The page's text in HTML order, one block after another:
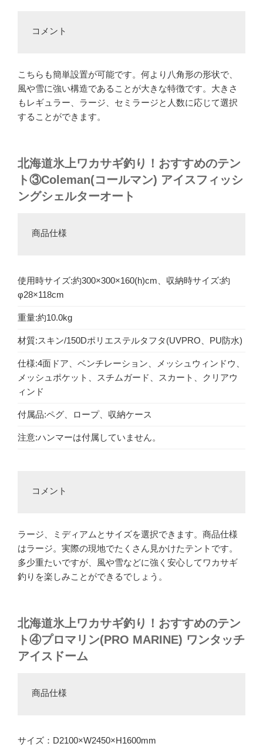
コメント
こちらも簡単設置が可能です。何より八角形の形状で、
風や雪に強い構造であることが大きな特徴です。大きさ
もレギュラー、ラージ、セミラージと人数に応じて選択
することができます。
北海道氷上ワカサギ釣り！おすすめのテン
ト③Coleman(コールマン) アイスフィッシ
ングシェルターオート
商品仕様
使用時サイズ:約300×300×160(h)cm、収納時サイズ:約
φ28×118cm
重量:約10.0kg
材質:スキン/150Dポリエステルタフタ(UVPRO、PU防水)
仕様:4面ドア、ベンチレーション、メッシュウィンドウ、
メッシュポケット、スチムガード、スカート、クリアウ
ィンド
付属品:ペグ、ロープ、収納ケース
注意:ハンマーは付属していません。
コメント
ラージ、ミディアムとサイズを選択できます。商品仕様
はラージ。実際の現地でたくさん見かけたテントです。
多少重たいですが、風や雪などに強く安心してワカサギ
釣りを楽しみことができるでしょう。
北海道氷上ワカサギ釣り！おすすめのテン
ト④プロマリン(PRO MARINE) ワンタッチ
アイスドーム
商品仕様
サイズ：D2100×W2450×H1600mm